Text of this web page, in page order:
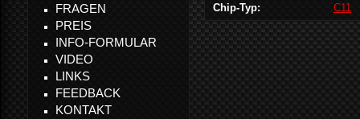
Chip-Typ:
C11
FRAGEN
PREIS
INFO-FORMULAR
VIDEO
LINKS
FEEDBACK
KONTAKT